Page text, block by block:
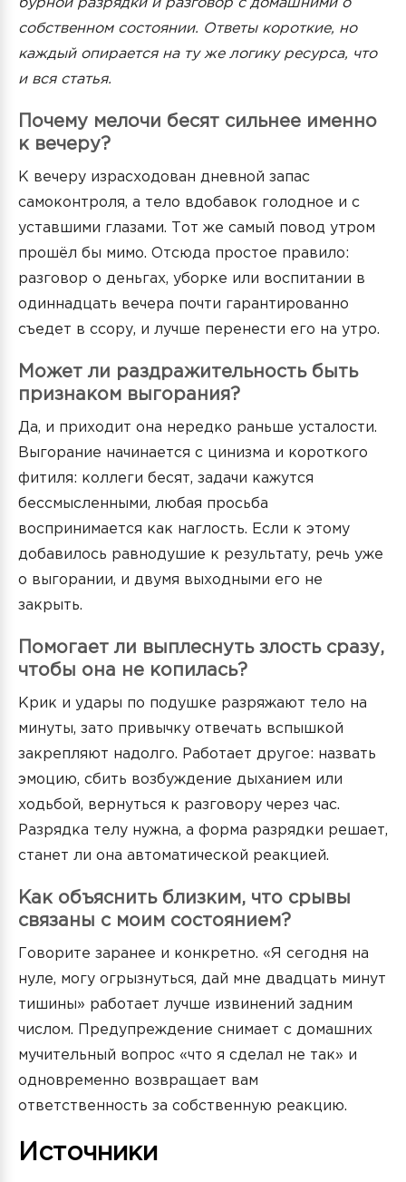
бурной разрядки и разговор с домашними о
собственном состоянии. Ответы короткие, но
каждый опирается на ту же логику ресурса, что
и вся статья.
Почему мелочи бесят сильнее именно
к вечеру?
К вечеру израсходован дневной запас
самоконтроля, а тело вдобавок голодное и с
уставшими глазами. Тот же самый повод утром
прошёл бы мимо. Отсюда простое правило:
разговор о деньгах, уборке или воспитании в
одиннадцать вечера почти гарантированно
съедет в ссору, и лучше перенести его на утро.
Может ли раздражительность быть
признаком выгорания?
Да, и приходит она нередко раньше усталости.
Выгорание начинается с цинизма и короткого
фитиля: коллеги бесят, задачи кажутся
бессмысленными, любая просьба
воспринимается как наглость. Если к этому
добавилось равнодушие к результату, речь уже
о выгорании, и двумя выходными его не
закрыть.
Помогает ли выплеснуть злость сразу,
чтобы она не копилась?
Крик и удары по подушке разряжают тело на
минуты, зато привычку отвечать вспышкой
закрепляют надолго. Работает другое: назвать
эмоцию, сбить возбуждение дыханием или
ходьбой, вернуться к разговору через час.
Разрядка телу нужна, а форма разрядки решает,
станет ли она автоматической реакцией.
Как объяснить близким, что срывы
связаны с моим состоянием?
Говорите заранее и конкретно. «Я сегодня на
нуле, могу огрызнуться, дай мне двадцать минут
тишины» работает лучше извинений задним
числом. Предупреждение снимает с домашних
мучительный вопрос «что я сделал не так» и
одновременно возвращает вам
ответственность за собственную реакцию.
Источники